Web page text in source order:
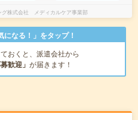
グ株式会社 メディカルケア事業部
なる！」をタップ！
おくと、派遣会社から
募歓迎」 が届きます！